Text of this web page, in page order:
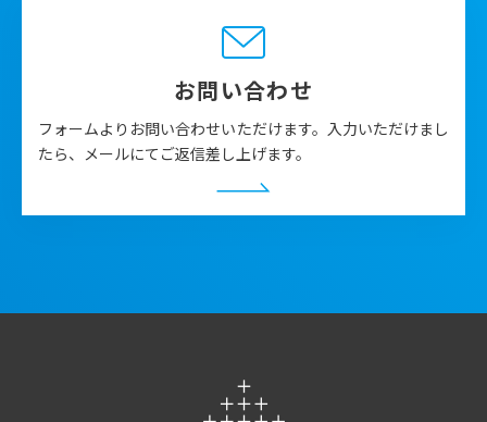
お問い合わせ
フォームよりお問い合わせいただけます。入力いただけまし
たら、メールにてご返信差し上げます。